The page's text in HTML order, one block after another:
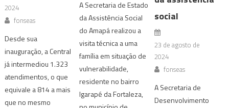
2024
fonseas
Desde sua
inauguração, a Central
já intermediou 1.323
atendimentos, o que
equivale a 814 a mais
que no mesmo
A Secretaria de Estado
da Assistência Social
do Amapá realizou a
visita técnica a uma
família em situação de
vulnerabilidade,
residente no bairro
Igarapé da Fortaleza,
social
23 de agosto de
2024
fonseas
A Secretaria de
Desenvolvimento